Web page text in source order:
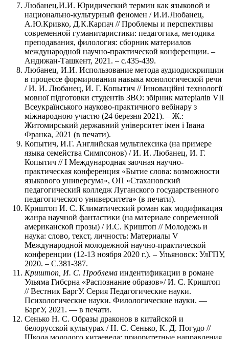
Любанец,И.И. Юридический термин как языковой и
национально-культурный феномен / И.И.Любанец,
А.Ю.Кривко, Д.К.Карпач // Проблемы и перспективы
современной гуманитаристики: педагогика, методика
преподавания, филология: сборник материалов
международной научно-практической конференции. –
Андижан-Ташкент, 2021. – с.435-439.
Любанец, И.И. Использование метода аудиодискрипции
в процессе формирования навыка монологической речи
/ И. И. Любанец, И. Г. Копытич // Інноваційні технології
мовної підготовки студентів ЗВО: збірник матеріалів VII
Всеукраїнського науково-практичного вебінару з
міжнародною участю (24 березня 2021). – Ж.:
Житомирський державний університет імен і Івана
Франка, 2021 (в печати).
Копытич, И.Г. Английская мультлексика (на примере
языка семейства Симпсонов) / И. И. Любанец, И. Г.
Копытич // I Международная заочная научно-
практическая конференция «Бытие слова: возможности
языкового универсума», ОП «Стахановский
педагогический колледж Луганского государственного
педагогического университета» (в печати).
Криштоп И. С. Климатический роман как модификация
жанра научной фантастики (на материале современной
американской прозы) / И.С. Криштоп // Молодежь и
наука: слово, текст, личность: Материалы V
Международной молодежной научно-практической
конференции (12-13 ноября 2020 г.). – Ульяновск: УлГПУ,
2020. – С.381-387.
Криштоп, И. С. Проблема индентификации в романе
Ульяма Гибсрна «Распознание образов»/ И. С. Криштоп
// Вестник БаргУ. Серия Педагогические науки.
Психологические науки. Филологические науки. —
БаргУ, 2021. — в печати.
Сенько Н. С. Образы драконов в китайской и
белорусской культурах / Н. С. Сенько, К. Д. Погудо //
Школа молодого китаеведа: приоритетные направления